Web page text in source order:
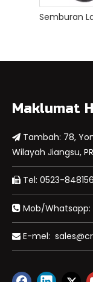
Maklumat
 Tambah: 78,
Wilayah Jiangsu,
 Tel: 0523-
 Mob/
 E-mel: